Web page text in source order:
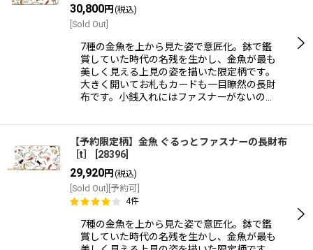
30,800円 (税込)
[Sold Out]
7種の金魚を上から見た姿で意匠化。鉢で鑑
賞していた時代の名残を生かし、金魚が最も
美しく見える上見の姿を描いた限定柄です。
大きく開いてお札もカードも一目瞭然の長財
布です。小銭入れにはファスナーがないの…
【予約限定柄】金魚 ぐるっとファスナーの長財布
［t］
28396
29,920円 (税込)
[Sold Out][予約可]
4件
7種の金魚を上から見た姿で意匠化。鉢で鑑
賞していた時代の名残を生かし、金魚が最も